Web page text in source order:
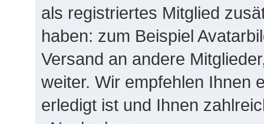
als registriertes Mitglied
haben: zum Beispiel
Versand an andere
weiter. Wir empfehlen Ihnen
erledigt ist und Ihnen